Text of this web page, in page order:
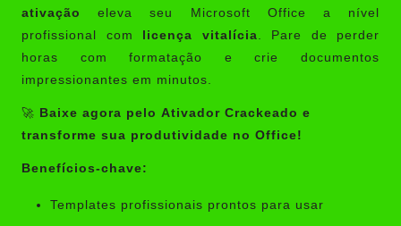
ativação
eleva seu Microsoft Office a nível
profissional com
licença vitalícia. Pare de perder
horas com formatação e crie documentos
impressionantes em minutos.
🚀 Baixe agora pelo Ativador Crackeado e
transforme sua produtividade no Office!
Benefícios-chave:
Templates profissionais prontos para usar